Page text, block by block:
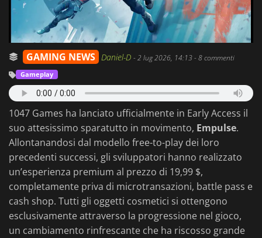
GAMING NEWS Daniel-D -2 lug 2026, 14:13- 8 commenti
Gameplay
1047 Games ha lanciato ufficialmente in Early Access il
suo attesissimo sparatutto in movimento, Empulse.
Allontanandosi dal modello free-to-play dei loro
precedenti successi, gli sviluppatori hanno realizzato
un’esperienza premium al prezzo di 19,99 $,
completamente priva di microtransazioni, battle pass e
cash shop. Tutti gli oggetti cosmetici si ottengono
esclusivamente attraverso la progressione nel gioco,
un cambiamento rinfrescante che ha riscosso grande